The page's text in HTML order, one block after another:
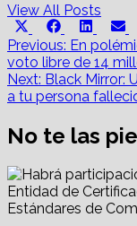
View All Posts
Share
on
(Twitter)
Share
on
Facebook
Share
on
Post
navigation
Previous: En
voto libre de 14
Next: Black Mirror:
a tu persona
No te las